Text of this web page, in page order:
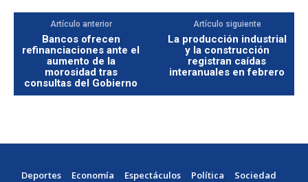
Artículo anterior
Bancos ofrecen
refinanciaciones ante el
aumento de la
morosidad tras
consultas del Gobierno
Artículo siguiente
La producción industrial
y la construcción
registran caídas
interanuales en febrero
Deportes Economía Espectáculos Política Sociedad